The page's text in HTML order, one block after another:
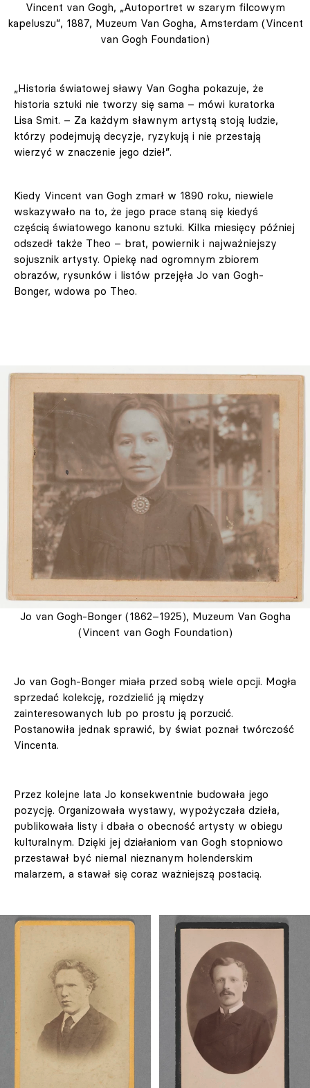
Vincent van Gogh, „Autoportret w szarym filcowym
kapeluszu”, 1887, Muzeum Van Gogha, Amsterdam (Vincent
van Gogh Foundation)
„Historia światowej sławy Van Gogha pokazuje, że
historia sztuki nie tworzy się sama – mówi kuratorka
Lisa Smit. – Za każdym sławnym artystą stoją ludzie,
którzy podejmują decyzje, ryzykują i nie przestają
wierzyć w znaczenie jego dzieł”.
Kiedy Vincent van Gogh zmarł w 1890 roku, niewiele
wskazywało na to, że jego prace staną się kiedyś
częścią światowego kanonu sztuki. Kilka miesięcy później
odszedł także Theo – brat, powiernik i najważniejszy
sojusznik artysty. Opiekę nad ogromnym zbiorem
obrazów, rysunków i listów przejęła Jo van Gogh-
Bonger, wdowa po Theo.
Jo van Gogh-Bonger (1862–1925), Muzeum Van Gogha
(Vincent van Gogh Foundation)
Jo van Gogh-Bonger miała przed sobą wiele opcji. Mogła
sprzedać kolekcję, rozdzielić ją między
zainteresowanych lub po prostu ją porzucić.
Postanowiła jednak sprawić, by świat poznał twórczość
Vincenta.
Przez kolejne lata Jo konsekwentnie budowała jego
pozycję. Organizowała wystawy, wypożyczała dzieła,
publikowała listy i dbała o obecność artysty w obiegu
kulturalnym. Dzięki jej działaniom van Gogh stopniowo
przestawał być niemal nieznanym holenderskim
malarzem, a stawał się coraz ważniejszą postacią.